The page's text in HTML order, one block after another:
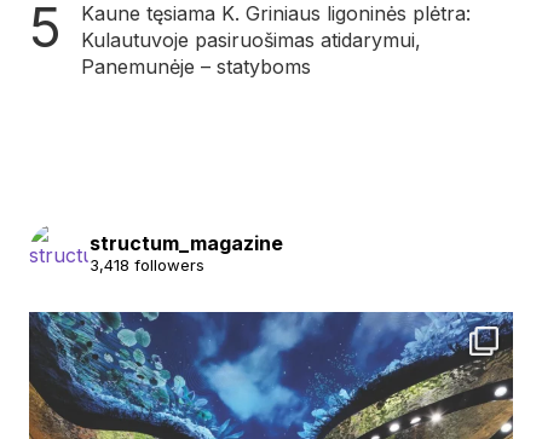
Kaune tęsiama K. Griniaus ligoninės plėtra:
Kulautuvoje pasiruošimas atidarymui,
Panemunėje – statyboms
structum_magazine
3,418 followers